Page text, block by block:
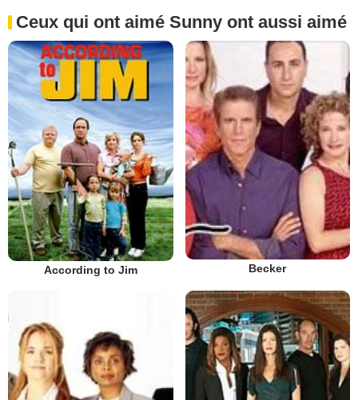
Ceux qui ont aimé Sunny ont aussi aimé
According to Jim Becker